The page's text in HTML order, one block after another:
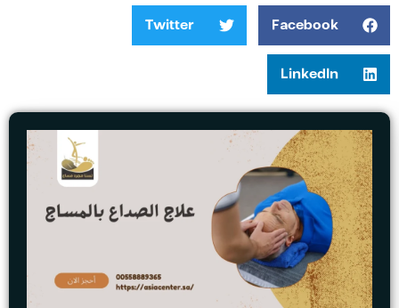
Facebook
Twitter
LinkedIn